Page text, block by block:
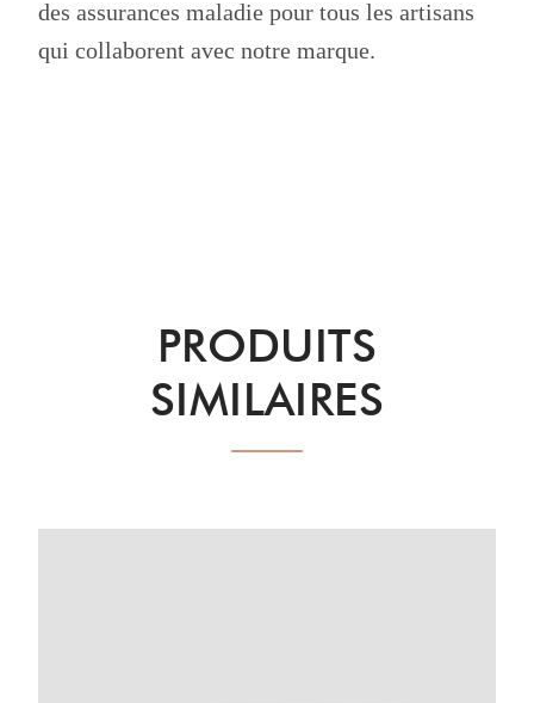
des assurances maladie pour tous les artisans
qui collaborent avec notre marque.
PRODUITS
SIMILAIRES